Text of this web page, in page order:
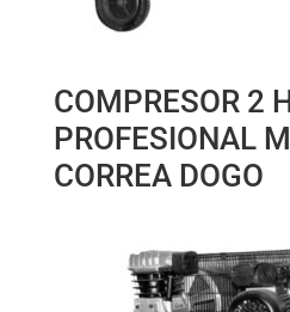
COMPRESOR 2
PROFESIONAL
CORREA DOGO